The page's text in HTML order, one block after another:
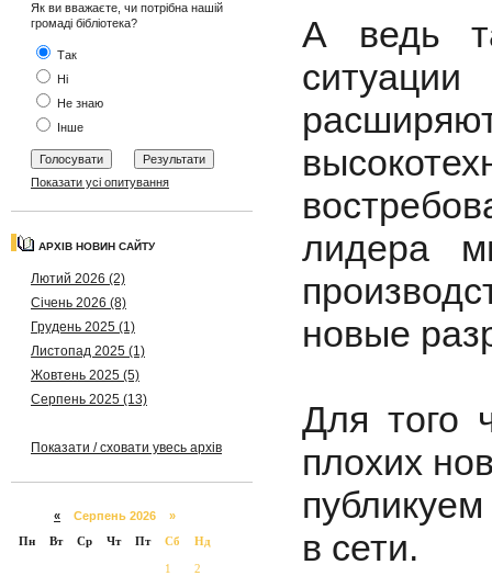
Як ви вважаєте, чи потрібна нашій
громаді бібліотека?
Так
Ні
Не знаю
Інше
Показати усі опитування
АРХІВ НОВИН САЙТУ
Лютий 2026 (2)
Січень 2026 (8)
Грудень 2025 (1)
Листопад 2025 (1)
Жовтень 2025 (5)
Серпень 2025 (13)
Показати / сховати увесь архів
« Серпень 2026 »
Пн
Вт Ср Чт Пт Сб Нд
1 2
А ведь
лидера
новые
Для того
плохих
в сети.